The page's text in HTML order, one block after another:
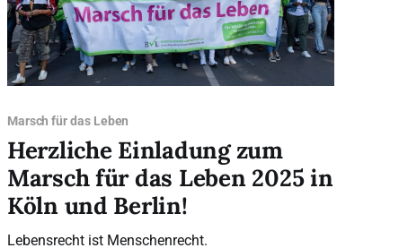
Marsch für das Leben
Herzliche Einladung zum
Marsch für das Leben 2025 in
Köln und Berlin!
Lebensrecht ist Menschenrecht.